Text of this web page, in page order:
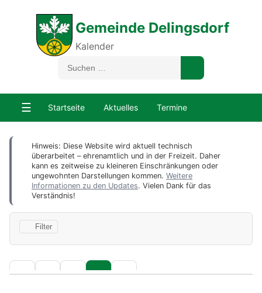
Gemeinde Delingsdorf
Kalender
☰ Startseite Aktuelles Termine
Hinweis: Diese Website wird aktuell technisch
überarbeitet – ehrenamtlich und in der Freizeit. Daher
kann es zeitweise zu kleineren Einschränkungen oder
ungewohnten Darstellungen kommen. Weitere
Informationen zu den Updates. Vielen Dank für das
Verständnis!
Filter